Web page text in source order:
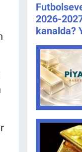
2026-
kanalda?